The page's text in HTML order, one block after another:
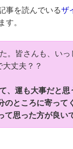
を読んでいるザ
す。
。皆さんも、いっ
大丈夫？？
、運も大事だと思
のところに寄って
て思った方が良い